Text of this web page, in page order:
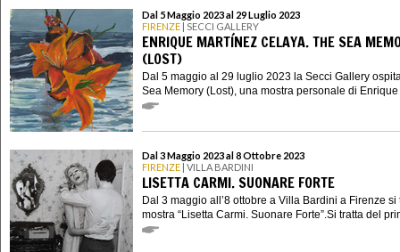
Dal 5 Maggio 2023 al 29 Luglio 2023
FIRENZE | SECCI GALLERY
ENRIQUE MARTÍNEZ CELAYA. THE SEA
(LOST)
Dal 5 maggio al 29 luglio 2023 la Secci Gallery
Sea Memory (Lost), una mostra personale di Enrique
Dal 3 Maggio 2023 al 8 Ottobre 2023
FIRENZE | VILLA BARDINI
LISETTA CARMI. SUONARE FORTE
Dal 3 maggio all’8 ottobre a Villa Bardini a Firenze si
mostra “Lisetta Carmi. Suonare Forte”.Si tratta del